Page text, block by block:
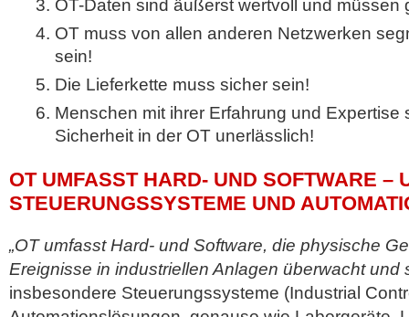
OT-Daten sind äußerst wertvoll und müssen
OT muss von allen anderen Netzwerken
sein!
Die Lieferkette muss sicher sein!
Menschen mit ihrer Erfahrung und Expertise
Sicherheit in der OT unerlässlich!
OT UMFASST HARD- UND SOFTWARE –
STEUERUNGSSYSTEME UND
„OT umfasst Hard- und Software, die physische
Ereignisse in industriellen Anlagen überwacht und
insbesondere Steuerungssysteme (Industrial